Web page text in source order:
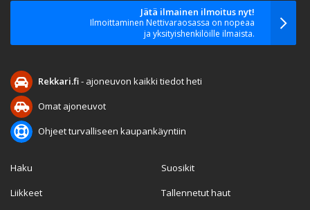
Jätä ilmainen ilmoitus nyt!
Ilmoittaminen Nettivaraosassa on nopeaa
ja yksityishenkilöille ilmaista.
Rekkari.fi- ajoneuvon kaikki tiedot heti
Omat ajoneuvot
Ohjeet turvalliseen kaupankäyntiin
Haku
Liikkeet
Suosikit
Tallennetut haut